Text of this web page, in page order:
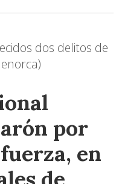
dos delitos de
por
en